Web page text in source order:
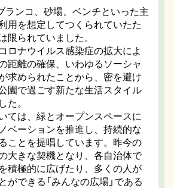
ランコ、砂場、ベンチといった主
用を想定してつくられていたた
限られていました。
ロナウイルス感染症の拡大によ
距離の確保、いわゆるソーシャ
求められたことから、密を避け
園で過ごす新たな生活スタイル
た。
ては、緑とオープンスペースに
ベーションを推進し、持続的な
ことを提唱しています。昨今の
大きな契機となり、各自治体で
積極的に広げたり、多くの人が
ができる「みんなの広場」である